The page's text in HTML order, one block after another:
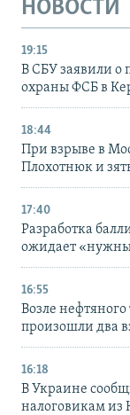
НОВОСТИ
19:15
В СБУ заявили о
охраны ФСБ в
18:44
При взрыве в
Плохотнюк и
17:40
Разработка
ожидает
16:55
Возле
произошли два
16:18
В Украине
налоговикам из